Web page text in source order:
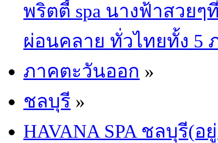
พริตตี้ spa นางฟ้าสวย
ผ่อนคลาย ทั่วไทยทั้ง 5
ภาคตะวันออก »
ชลบุรี »
HAVANA SPA ชลบุรี(